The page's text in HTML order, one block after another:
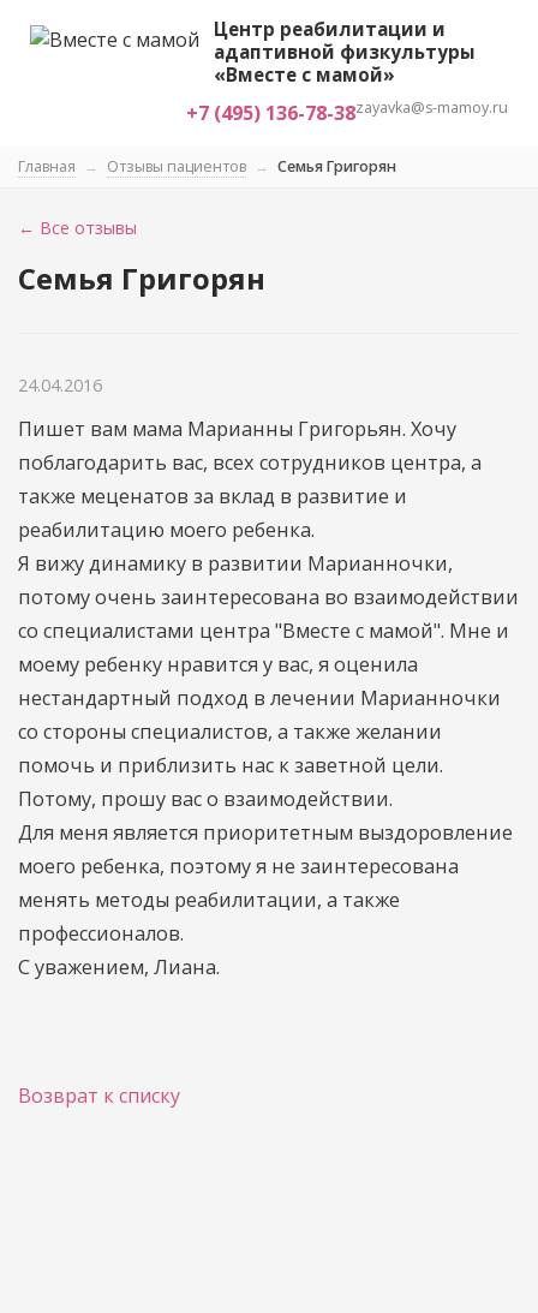
Центр реабилитации и
адаптивной физкультуры
«Вместе с мамой»
+7 (495) 136-78-38zayavka@s-mamoy.ru
Главная → Отзывы пациентов → Семья Григорян
← Все отзывы
Семья Григорян
24.04.2016
Пишет вам мама Марианны Григорьян. Хочу
поблагодарить вас, всех сотрудников центра, а
также меценатов за вклад в развитие и
реабилитацию моего ребенка.
Я вижу динамику в развитии Марианночки,
потому очень заинтересована во взаимодействии
со специалистами центра "Вместе с мамой". Мне и
моему ребенку нравится у вас, я оценила
нестандартный подход в лечении Марианночки
со стороны специалистов, а также желании
помочь и приблизить нас к заветной цели.
Потому, прошу вас о взаимодействии.
Для меня является приоритетным выздоровление
моего ребенка, поэтому я не заинтересована
менять методы реабилитации, а также
профессионалов.
С уважением, Лиана.
Возврат к списку